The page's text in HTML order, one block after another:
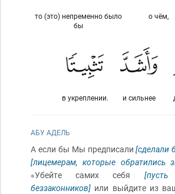
о чём,
то (это) непременно было
бы
и сильнее
в укреплении.
АБУ АДЕЛЬ
А если бы Мы предписали[сделали
[лицемерам, которые обратились
«Убейте самих себя
беззаконников] или выйдите из